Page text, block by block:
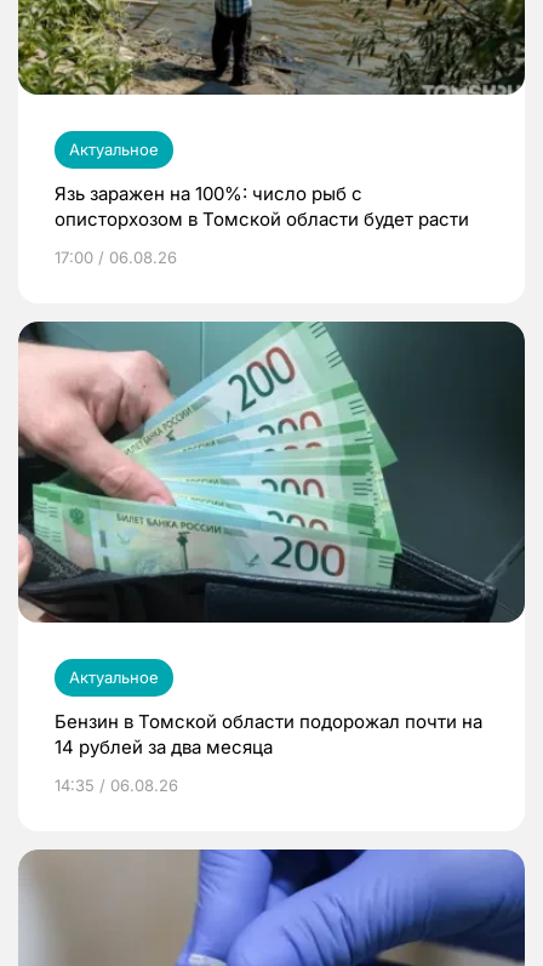
Актуальное
Язь заражен на 100%: число рыб с
описторхозом в Томской области будет расти
17:00 / 06.08.26
Актуальное
Бензин в Томской области подорожал почти на
14 рублей за два месяца
14:35 / 06.08.26